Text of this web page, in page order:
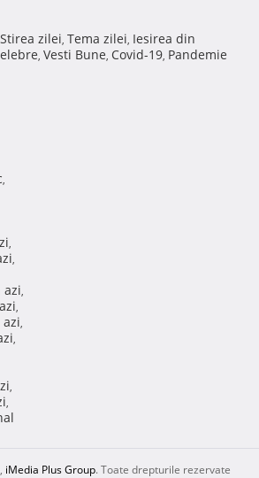
Stirea zilei, Tema zilei, Iesirea din
, Vesti Bune, Covid-19, Pandemie
,
,
,
azi,
,
,
,
,
,
iMedia Plus Group. Toate drepturile rezervate